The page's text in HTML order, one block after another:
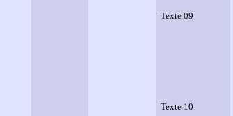
Texte 09
Texte 10